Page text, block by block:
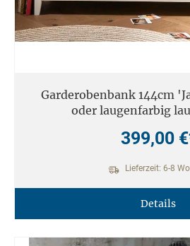
Garderobenbank 144cm
oder laugenfarbig
399,00
Lieferzeit: 6-8
Details